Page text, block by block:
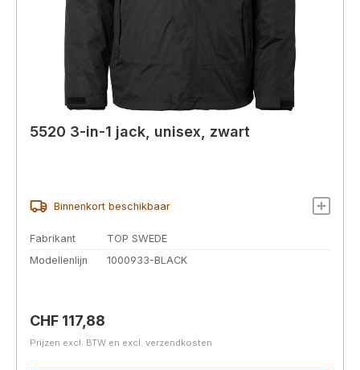
5520 3-in-1 jack, unisex, zwart
Binnenkort beschikbaar
Fabrikant
TOP SWEDE
Modellenlijn
1000933-BLACK
Normale prijs:
CHF 117,88
Prijzen excl. BTW en excl. verzendkosten